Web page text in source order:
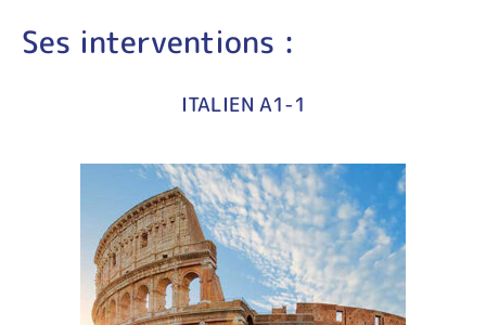
Ses interventions :
ITALIEN A1-1